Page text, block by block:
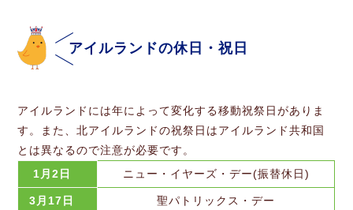
アイルランドの休日・祝日
アイルランドには年によって変化する移動祝祭日がありま
す。また、北アイルランドの祝祭日はアイルランド共和国
とは異なるので注意が必要です。
1月2日
ニュー・イヤーズ・デー(振替休日)
3月17日 聖パトリックス・デー